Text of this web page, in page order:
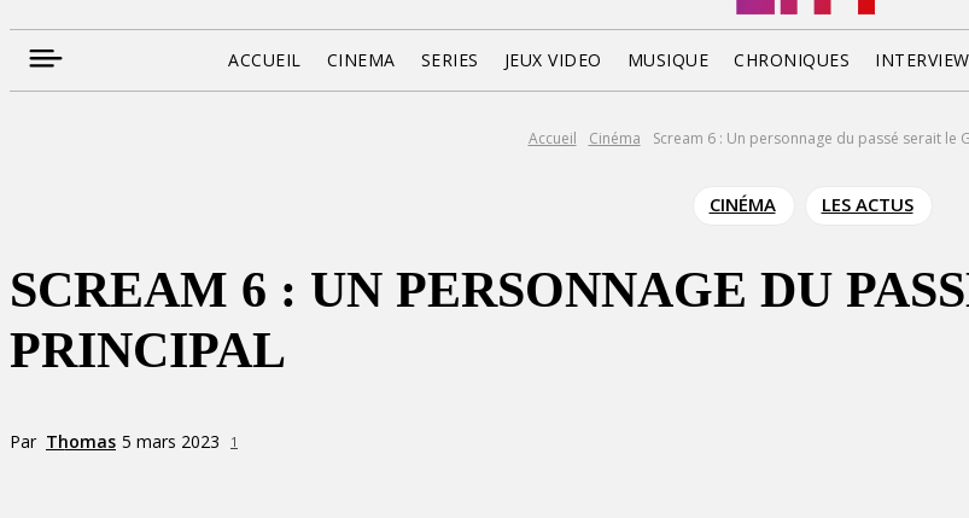
ACCUEIL CINEMA SERIES JEUX VIDEO MUSIQUE CHRONIQUES
Accueil Cinéma Scream 6 : Un personnage du passé serait le
CINÉMA LES ACTUS
SCREAM 6 : UN PERSONNAGE DU
PRINCIPAL
Par Thomas 5 mars 2023 1